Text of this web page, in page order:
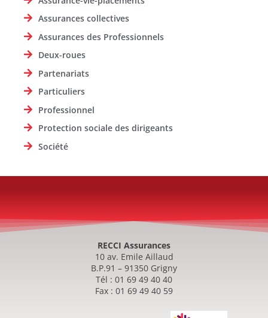
Assurances collectives
Assurances des Professionnels
Deux-roues
Partenariats
Particuliers
Professionnel
Protection sociale des dirigeants
Société
RECCI Assurances
10 av. Emile Aillaud
B.P.91 – 91350 Grigny
Tél : 01 69 49 40 40
Fax : 01 69 49 40 59